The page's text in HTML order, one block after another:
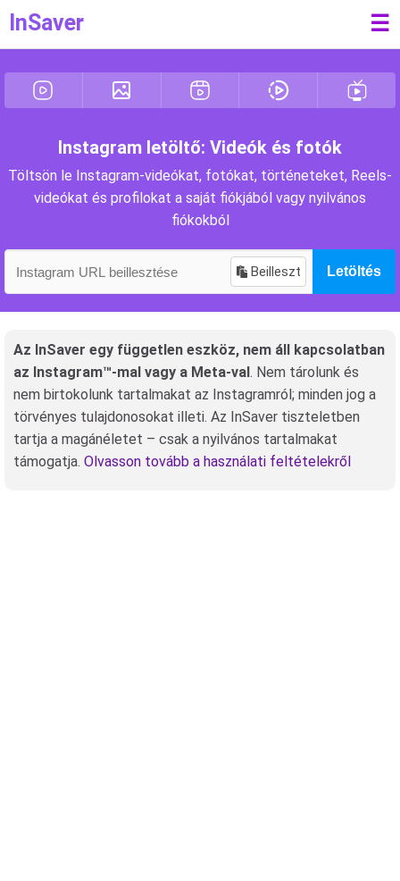
InSaver ☰
Instagram letöltő: Videók és fotók
Töltsön le Instagram-videókat, fotókat, történeteket, Reels-
videókat és profilokat a saját fiókjából vagy nyilvános
fiókokból
Beilleszt Letöltés
Az InSaver egy független eszköz, nem áll kapcsolatban
az Instagram™-mal vagy a Meta-val. Nem tárolunk és
nem birtokolunk tartalmakat az Instagramról; minden jog a
törvényes tulajdonosokat illeti. Az InSaver tiszteletben
tartja a magánéletet – csak a nyilvános tartalmakat
támogatja. Olvasson tovább a használati feltételekről